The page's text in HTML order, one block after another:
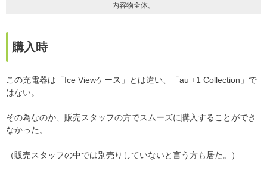
内容物全体。
購入時
この充電器は「Ice Viewケース」とは違い、「au +1 Collection」で
はない。
その為なのか、販売スタッフの方でスムーズに購入することができ
なかった。
（販売スタッフの中では別売りしていないと言う方も居た。）